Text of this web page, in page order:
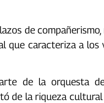
de
que caracteriza a los
de la orquesta
de la riqueza